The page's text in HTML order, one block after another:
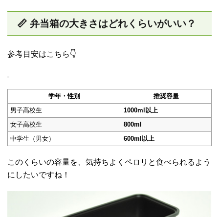
📏 弁当箱の大きさはどれくらいがいい？
参考目安はこちら👇
学年・性別
推奨容量
男子高校生
1000ml以上
女子高校生
800ml
中学生（男女）
600ml以上
このくらいの容量を、気持ちよくペロリと食べられるよう
にしたいですね！